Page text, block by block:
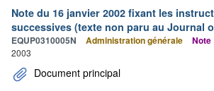
Note du 16 janvier 2002 fixant les
successives (texte non paru au Journal
EQUP0310005N Administration générale Note
2003
Document principal